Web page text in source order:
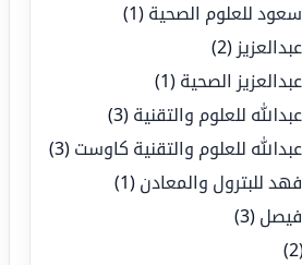
للعلوم الصحية (1)
(2)
الصحية (1)
للعلوم والتقنية (3)
للعلوم والتقنية كاوست (3)
للبترول والمعادن (1)
(3)